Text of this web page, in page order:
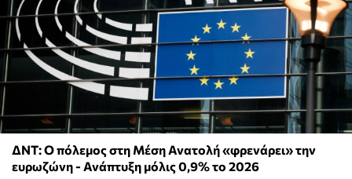
ΔΝΤ: Ο πόλεμος στη Μέση Ανατολή «φρενάρει» την
ευρωζώνη - Ανάπτυξη μόλις 0,9% το 2026